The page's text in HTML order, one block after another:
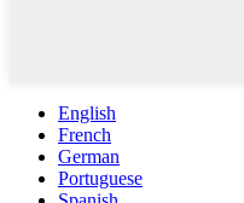
English
French
German
Portuguese